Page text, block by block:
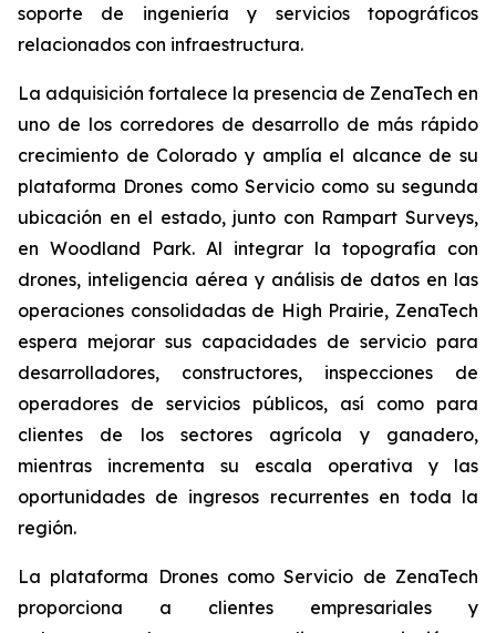
soporte de ingeniería y servicios topográficos
relacionados con infraestructura.
La adquisición fortalece la presencia de ZenaTech en
uno de los corredores de desarrollo de más rápido
crecimiento de Colorado y amplía el alcance de su
plataforma Drones como Servicio como su segunda
ubicación en el estado, junto con Rampart Surveys,
en Woodland Park. Al integrar la topografía con
drones, inteligencia aérea y análisis de datos en las
operaciones consolidadas de High Prairie, ZenaTech
espera mejorar sus capacidades de servicio para
desarrolladores, constructores, inspecciones de
operadores de servicios públicos, así como para
clientes de los sectores agrícola y ganadero,
mientras incrementa su escala operativa y las
oportunidades de ingresos recurrentes en toda la
región.
La plataforma Drones como Servicio de ZenaTech
proporciona a clientes empresariales y